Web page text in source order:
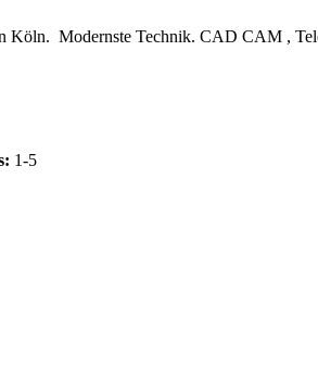
Köln. Modernste Technik. CAD CAM ,
1-5